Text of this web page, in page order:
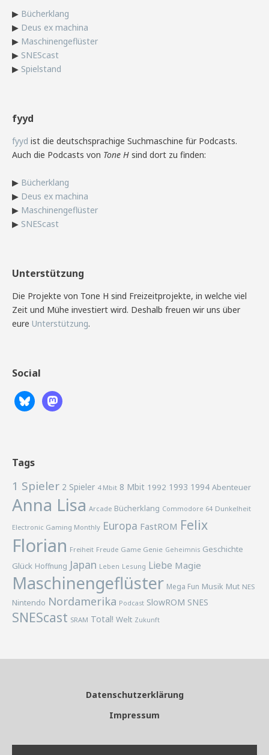
▶ Bücherklang
▶ Deus ex machina
▶ Maschinengeflüster
▶ SNEScast
▶ Spielstand
fyyd
fyyd ist die deutschsprachige Suchmaschine für Podcasts.
Auch die Podcasts von Tone H sind dort zu finden:
▶ Bücherklang
▶ Deus ex machina
▶ Maschinengeflüster
▶ SNEScast
Unterstützung
Die Projekte von Tone H sind Freizeitprojekte, in welche viel
Zeit und Mühe investiert wird. Deshalb freuen wir uns über
eure Unterstützung.
Social
Tags
1 Spieler 2 Spieler 4 Mbit 8 Mbit 1992 1993 1994 Abenteuer
Anna Lisa Arcade Bücherklang Commodore 64 Dunkelheit
Electronic Gaming Monthly Europa FastROM Felix
Florian Freiheit Freude Game Genie Geheimnis Geschichte
Glück Hoffnung Japan Leben Lesung Liebe Magie
Maschinengeflüster Mega Fun Musik Mut NES
Nintendo Nordamerika Podcast SlowROM SNES
SNEScast SRAM Total! Welt Zukunft
Datenschutzerklärung
Impressum